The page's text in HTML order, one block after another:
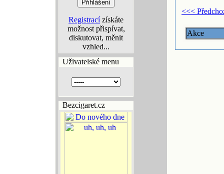
Registracízískáte
možnost přispívat,
diskutovat, měnit
vzhled...
Uživatelské menu
Bezcigaret.cz
<<<
Akce